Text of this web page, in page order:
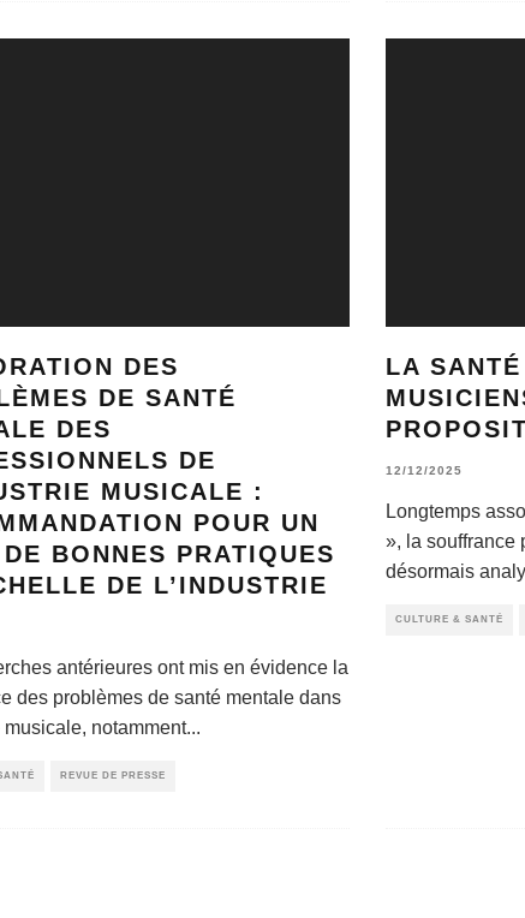
DES
DE SANTÉ
DES
DE
MUSICALE :
POUR UN
BONNES PRATIQUES
DE L’INDUSTRIE
antérieures ont mis en évidence la
des problèmes de santé mentale dans
musicale, notamment...
REVUE DE PRESSE
LA
12/12/2025
Longtemps
», la souffrance
désormais
CULTURE & SANTÉ